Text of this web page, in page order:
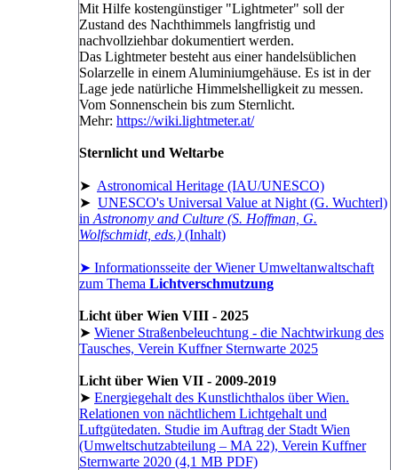
Mit Hilfe kostengünstiger "Lightmeter" soll der
Zustand des Nachthimmels langfristig und
nachvollziehbar dokumentiert werden.
Das Lightmeter besteht aus einer handelsüblichen
Solarzelle in einem Aluminiumgehäuse. Es ist in der
Lage jede natürliche Himmelshelligkeit zu messen.
Vom Sonnenschein bis zum Sternlicht.
Mehr: https://wiki.lightmeter.at/
Sternlicht und Weltarbe
➤ Astronomical Heritage (IAU/UNESCO)
➤ UNESCO's Universal Value at Night (G. Wuchterl)
in Astronomy and Culture (S. Hoffman, G.
Wolfschmidt, eds.) (Inhalt)
➤ Informationsseite der Wiener Umweltanwaltschaft
zum Thema Lichtverschmutzung
Licht über Wien VIII - 2025
➤ Wiener Straßenbeleuchtung - die Nachtwirkung des
Tausches, Verein Kuffner Sternwarte 2025
Licht über Wien VII - 2009-2019
➤ Energiegehalt des Kunstlichthalos über Wien.
Relationen von nächtlichem Lichtgehalt und
Luftgütedaten. Studie im Auftrag der Stadt Wien
(Umweltschutzabteilung – MA 22), Verein Kuffner
Sternwarte 2020 (4,1 MB PDF)